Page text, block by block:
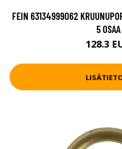
FEIN 63134999062
5 OSAA
128.3